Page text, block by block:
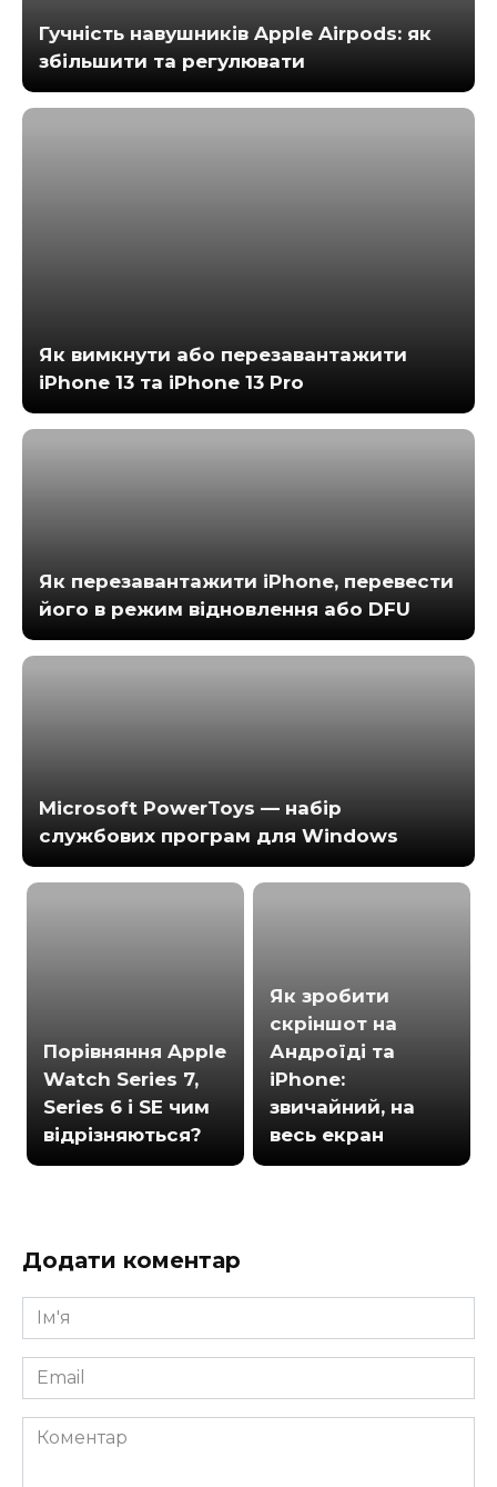
Гучність навушників Apple Airpods: як
збільшити та регулювати
Як вимкнути або перезавантажити
iPhone 13 та iPhone 13 Pro
Як перезавантажити iPhone, перевести
його в режим відновлення або DFU
Microsoft PowerToys — набір
службових програм для Windows
Порівняння Apple
Watch Series 7,
Series 6 і SE чим
відрізняються?
Як зробити
скріншот на
Андроїді та
iPhone:
звичайний, на
весь екран
Додати коментар
Ім'я
*
Email
*
Коментар